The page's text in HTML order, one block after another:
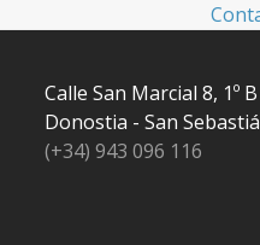
Calle San Marcial 8, 1º
Donostia - San
(+34) 943 096 116